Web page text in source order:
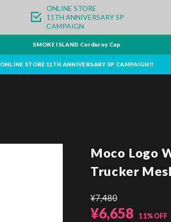
ONLINE STORE
11TH ANNIVERSARY SP
CAMPAIGN
SMOKE ISLAND Corduroy Cap
ONLINE STORE 11TH ANNIVERSARY SP CAMPAIGN!!
Moco Logo
Trucker
¥7,480
¥6,658 11%OFF